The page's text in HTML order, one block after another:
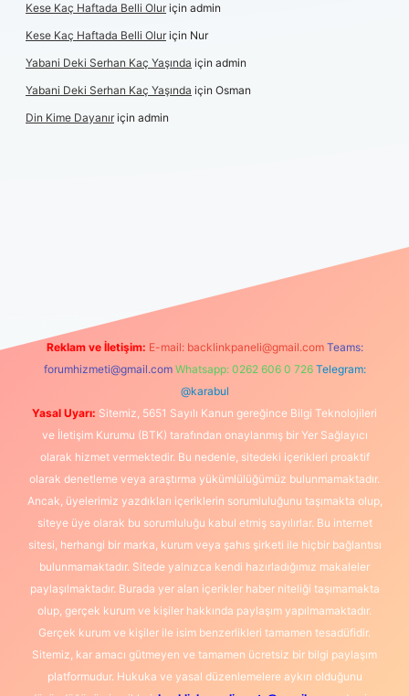
Kese Kaç Haftada Belli Oluriçin admin
Kese Kaç Haftada Belli Oluriçin Nur
Yabani Deki Serhan Kaç Yaşında için admin
Yabani Deki Serhan Kaç Yaşında için Osman
Din Kime Dayanıriçin admin
Reklam ve İletişim: E-mail: backlinkpaneli@gmail.com Teams:
forumhizmeti@gmail.com Whatsapp: 0262 606 0 726 Telegram:
@karabul
Yasal Uyarı: Sitemiz, 5651 Sayılı Kanun gereğince Bilgi Teknolojileri
ve İletişim Kurumu (BTK) tarafından onaylanmış bir Yer Sağlayıcı
olarak hizmet vermektedir. Bu nedenle, sitedeki içerikleri proaktif
olarak denetleme veya araştırma yükümlülüğümüz bulunmamaktadır.
Ancak, üyelerimiz yazdıkları içeriklerin sorumluluğunu taşımakta olup,
siteye üye olarak bu sorumluluğu kabul etmiş sayılırlar. Bu internet
sitesi, herhangi bir marka, kurum veya şahıs şirketi ile hiçbir bağlantısı
bulunmamaktadır. Sitede yalnızca kendi hazırladığımız makaleler
paylaşılmaktadır. Burada yer alan içerikler haber niteliği taşımamakta
olup, gerçek kurum ve kişiler hakkında paylaşım yapılmamaktadır.
Gerçek kurum ve kişiler ile isim benzerlikleri tamamen tesadüfidir.
Sitemiz, kar amacı gütmeyen ve tamamen ücretsiz bir bilgi paylaşım
platformudur. Hukuka ve yasal düzenlemelere aykırı olduğunu